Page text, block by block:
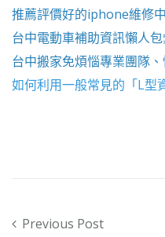
推薦評價好的iphone維修
台中電動車補助資訊懶人
台中搬家免煩惱專業團隊
如何利用一般常見的「L型
Post navigation
Previous Post